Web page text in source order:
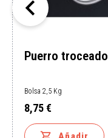
Puerro troceado
Bolsa 2,5 Kg
Precio
8,75 €
